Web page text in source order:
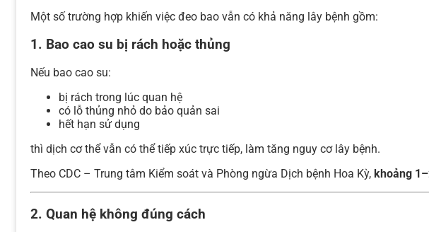
Một số trường hợp khiến việc đeo bao vẫn có khả năng lây bệnh gồm:
1. Bao cao su bị rách hoặc thủng
Nếu bao cao su:
bị rách trong lúc quan hệ
có lỗ thủng nhỏ do bảo quản sai
hết hạn sử dụng
thì dịch cơ thể vẫn có thể tiếp xúc trực tiếp, làm tăng nguy cơ lây bệnh.
Theo CDC – Trung tâm Kiểm soát và Phòng ngừa Dịch bệnh Hoa Kỳ, khoảng
2. Quan hệ không đúng cách